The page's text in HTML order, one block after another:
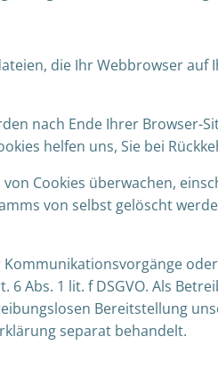
die Ihr Webbrowser
nach Ende Ihrer
helfen uns, Sie bei
Cookies überwachen,
von selbst gelöscht
Abs. 1 lit. f DSGVO. Als
Bereitstellung
separat behandelt.